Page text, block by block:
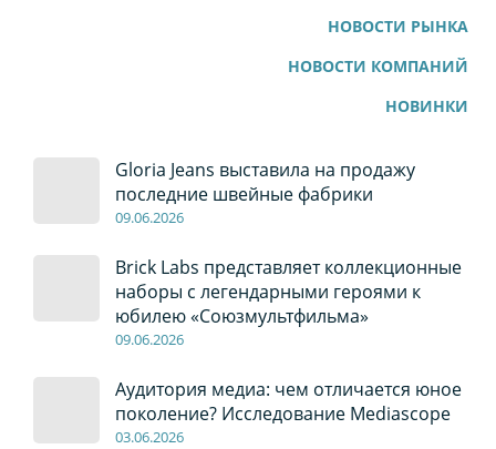
НОВОСТИ РЫНКА
НОВОСТИ КОМПАНИЙ
НОВИНКИ
Gloria Jeans выставила на продажу
последние швейные фабрики
09.06.2026
Brick Labs представляет коллекционные
наборы с легендарными героями к
юбилею «Союзмультфильма»
09.06.2026
Аудитория медиа: чем отличается юное
поколение? Исследование Mediascope
03.06.2026